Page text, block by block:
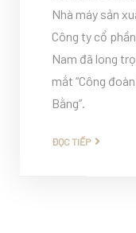
Nhà máy sản
Công ty cổ
Nam đã long
mắt “Công
Bằng”.
ĐỌC TIẾP